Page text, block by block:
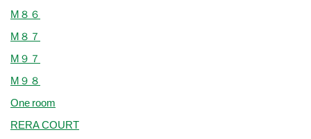
M８６
M８７
M９７
M９８
One room
RERA COURT